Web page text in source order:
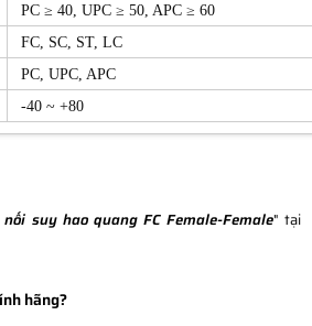
PC ≥ 40, UPC ≥ 50, APC ≥ 60
FC, SC, ST, LC
PC, UPC, APC
-40 ~ +80
suy hao quang FC Female-Female" tại
hãng?